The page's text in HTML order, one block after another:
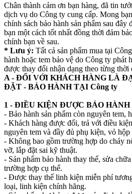
Chân thành cám ơn bạn hàng, đã tin
dịch vụ do Công ty cung cấp. Mong
chính sách bảo hành sản phẩm sau
bạn một cách tốt nhất đồng thời đảm
chính bạn về sau.
* Lưu ý: Tất cả sản phẩm mua tại
hành hoặc tem bảo vệ do Công ty phát
được thay đổi nhận dạng theo từng thời
A - ĐỐI VỚI KHÁCH HÀNG LÀ
ĐẶT - BẢO HÀNH TẠI Công ty
1 - ĐIỀU KIỆN ĐƯỢC BẢO HÀNH
- Bảo hành sản phẩm còn nguyên tem,
- Khách hàng được đổi, trả với điều
nguyên tem và đầy đủ phụ kiện, vỏ hộp
- Không bao gồm trường hợp do cháy
vỡ, lắp đặt sai kỹ thuật.
- Sản phẩm bảo hành thay thế, sửa
trường hợp cụ thể.
- Được thay thế linh kiện miễn phí
loại, linh kiện chính hãng.